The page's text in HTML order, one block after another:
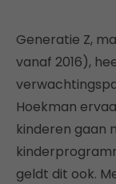
Generatie Z,
vanaf 2016),
Hoekman
kinderen gaan
geldt dit ook.